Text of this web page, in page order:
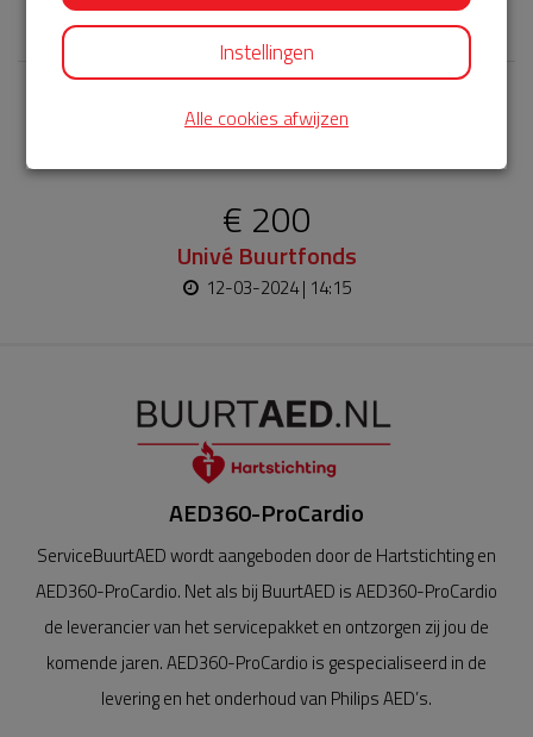
Laatste donaties
€ 200
Univé Buurtfonds
12-03-2024 | 14:15
AED360-ProCardio
ServiceBuurtAED wordt aangeboden door de Hartstichting en
AED360-ProCardio. Net als bij BuurtAED is AED360-ProCardio
de leverancier van het servicepakket en ontzorgen zij jou de
komende jaren. AED360-ProCardio is gespecialiseerd in de
levering en het onderhoud van Philips AED’s.
Instellingen
Alle cookies afwijzen